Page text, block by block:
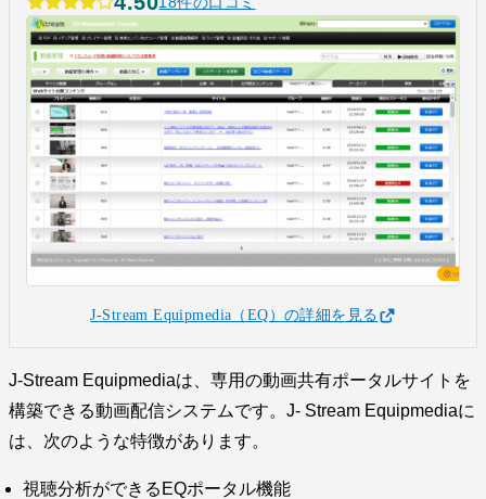
J-Stream Equipmedia（EQ）の詳細を見る
J-Stream Equipmediaは、専用の動画共有ポータルサイトを
構築できる動画配信システムです。J- Stream Equipmediaに
は、次のような特徴があります。
視聴分析ができるEQポータル機能